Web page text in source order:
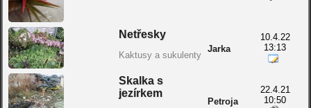
Netřesky
Kaktusy a sukulenty
Jarka
10.4.22
13:13
Skalka s
jezírkem
Petroja
22.4.21
10:50